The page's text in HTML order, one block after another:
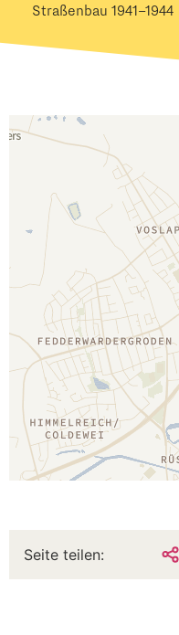
Straßenbau 1941–1944
Seite teilen: